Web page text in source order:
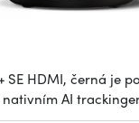
SE HDMI, černá je
AI